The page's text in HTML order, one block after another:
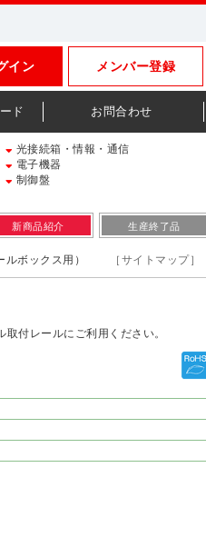
メンバー登録
イン
ド お問合わせ
光接続箱・情報・通信
電子機器
制御盤
新商品紹介 生産終了品
ボックス用） ［サイトマップ］
付レールにご利用ください。